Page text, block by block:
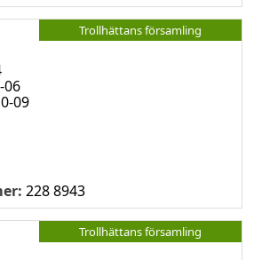
Trollhättans församling
06
09
228 8943
Trollhättans församling